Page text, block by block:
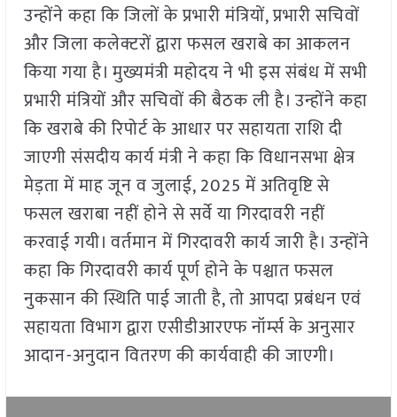
उन्होंने कहा कि जिलों के प्रभारी मंत्रियों, प्रभारी सचिवों
और जिला कलेक्टरों द्वारा फसल खराबे का आकलन
किया गया है। मुख्यमंत्री महोदय ने भी इस संबंध में सभी
प्रभारी मंत्रियों और सचिवों की बैठक ली है। उन्होंने कहा
कि खराबे की रिपोर्ट के आधार पर सहायता राशि दी
जाएगी संसदीय कार्य मंत्री ने कहा कि विधानसभा क्षेत्र
मेड़ता में माह जून व जुलाई, 2025 में अतिवृष्टि से
फसल खराबा नहीं होने से सर्वे या गिरदावरी नहीं
करवाई गयी। वर्तमान में गिरदावरी कार्य जारी है। उन्होंने
कहा कि गिरदावरी कार्य पूर्ण होने के पश्चात फसल
नुकसान की स्थिति पाई जाती है, तो आपदा प्रबंधन एवं
सहायता विभाग द्वारा एसीडीआरएफ नॉर्म्स के अनुसार
आदान-अनुदान वितरण की कार्यवाही की जाएगी।